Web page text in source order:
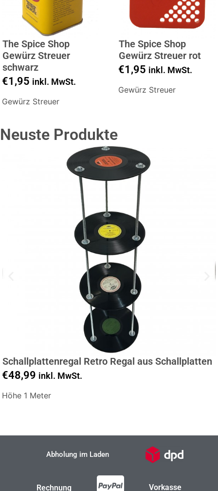
The Spice Shop
Gewürz Streuer
schwarz
€1,95 inkl. MwSt.
Gewürz Streuer
The Spice Shop
Gewürz Streuer rot
€1,95 inkl. MwSt.
Gewürz Streuer
Neuste Produkte
Schallplattenregal Retro Regal aus Schallplatten
€48,99 inkl. MwSt.
Höhe 1 Meter
Abholung im Laden
Rechnung Vorkasse